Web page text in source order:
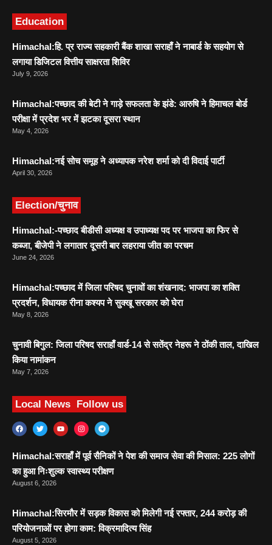
Education
Himachal:हि. प्र राज्य सहकारी बैंक शाखा सराहाँ ने नाबार्ड के सहयोग से
लगाया डिजिटल वित्तीय साक्षरता शिविर
July 9, 2026
Himachal:पच्छाद की बेटी ने गाड़े सफलता के झंडे: आरुषि ने हिमाचल बोर्ड
परीक्षा में प्रदेश भर में झटका दूसरा स्थान
May 4, 2026
Himachal:नई सोच समूह ने अध्यापक नरेश शर्मा को दी विदाई पार्टी
April 30, 2026
Election/चुनाव
Himachal:-पच्छाद बीडीसी अध्यक्ष व उपाध्यक्ष पद पर भाजपा का फिर से
कब्जा, बीजेपी ने लगातार दूसरी बार लहराया जीत का परचम
June 24, 2026
Himachal:पच्छाद में जिला परिषद चुनावों का शंखनाद: भाजपा का शक्ति
प्रदर्शन, विधायक रीना कश्यप ने सुक्खू सरकार को घेरा
May 8, 2026
चुनावी बिगुल: जिला परिषद सराहाँ वार्ड-14 से सतेंद्र नेहरू ने ठोंकी ताल, दाखिल
किया नामांकन
May 7, 2026
Local News Follow us
Himachal:सराहाँ में पूर्व सैनिकों ने पेश की समाज सेवा की मिसाल: 225 लोगों
का हुआ निःशुल्क स्वास्थ्य परीक्षण
August 6, 2026
Himachal:सिरमौर में सड़क विकास को मिलेगी नई रफ्तार, 244 करोड़ की
परियोजनाओं पर होगा काम: विक्रमादित्य सिंह
August 5, 2026